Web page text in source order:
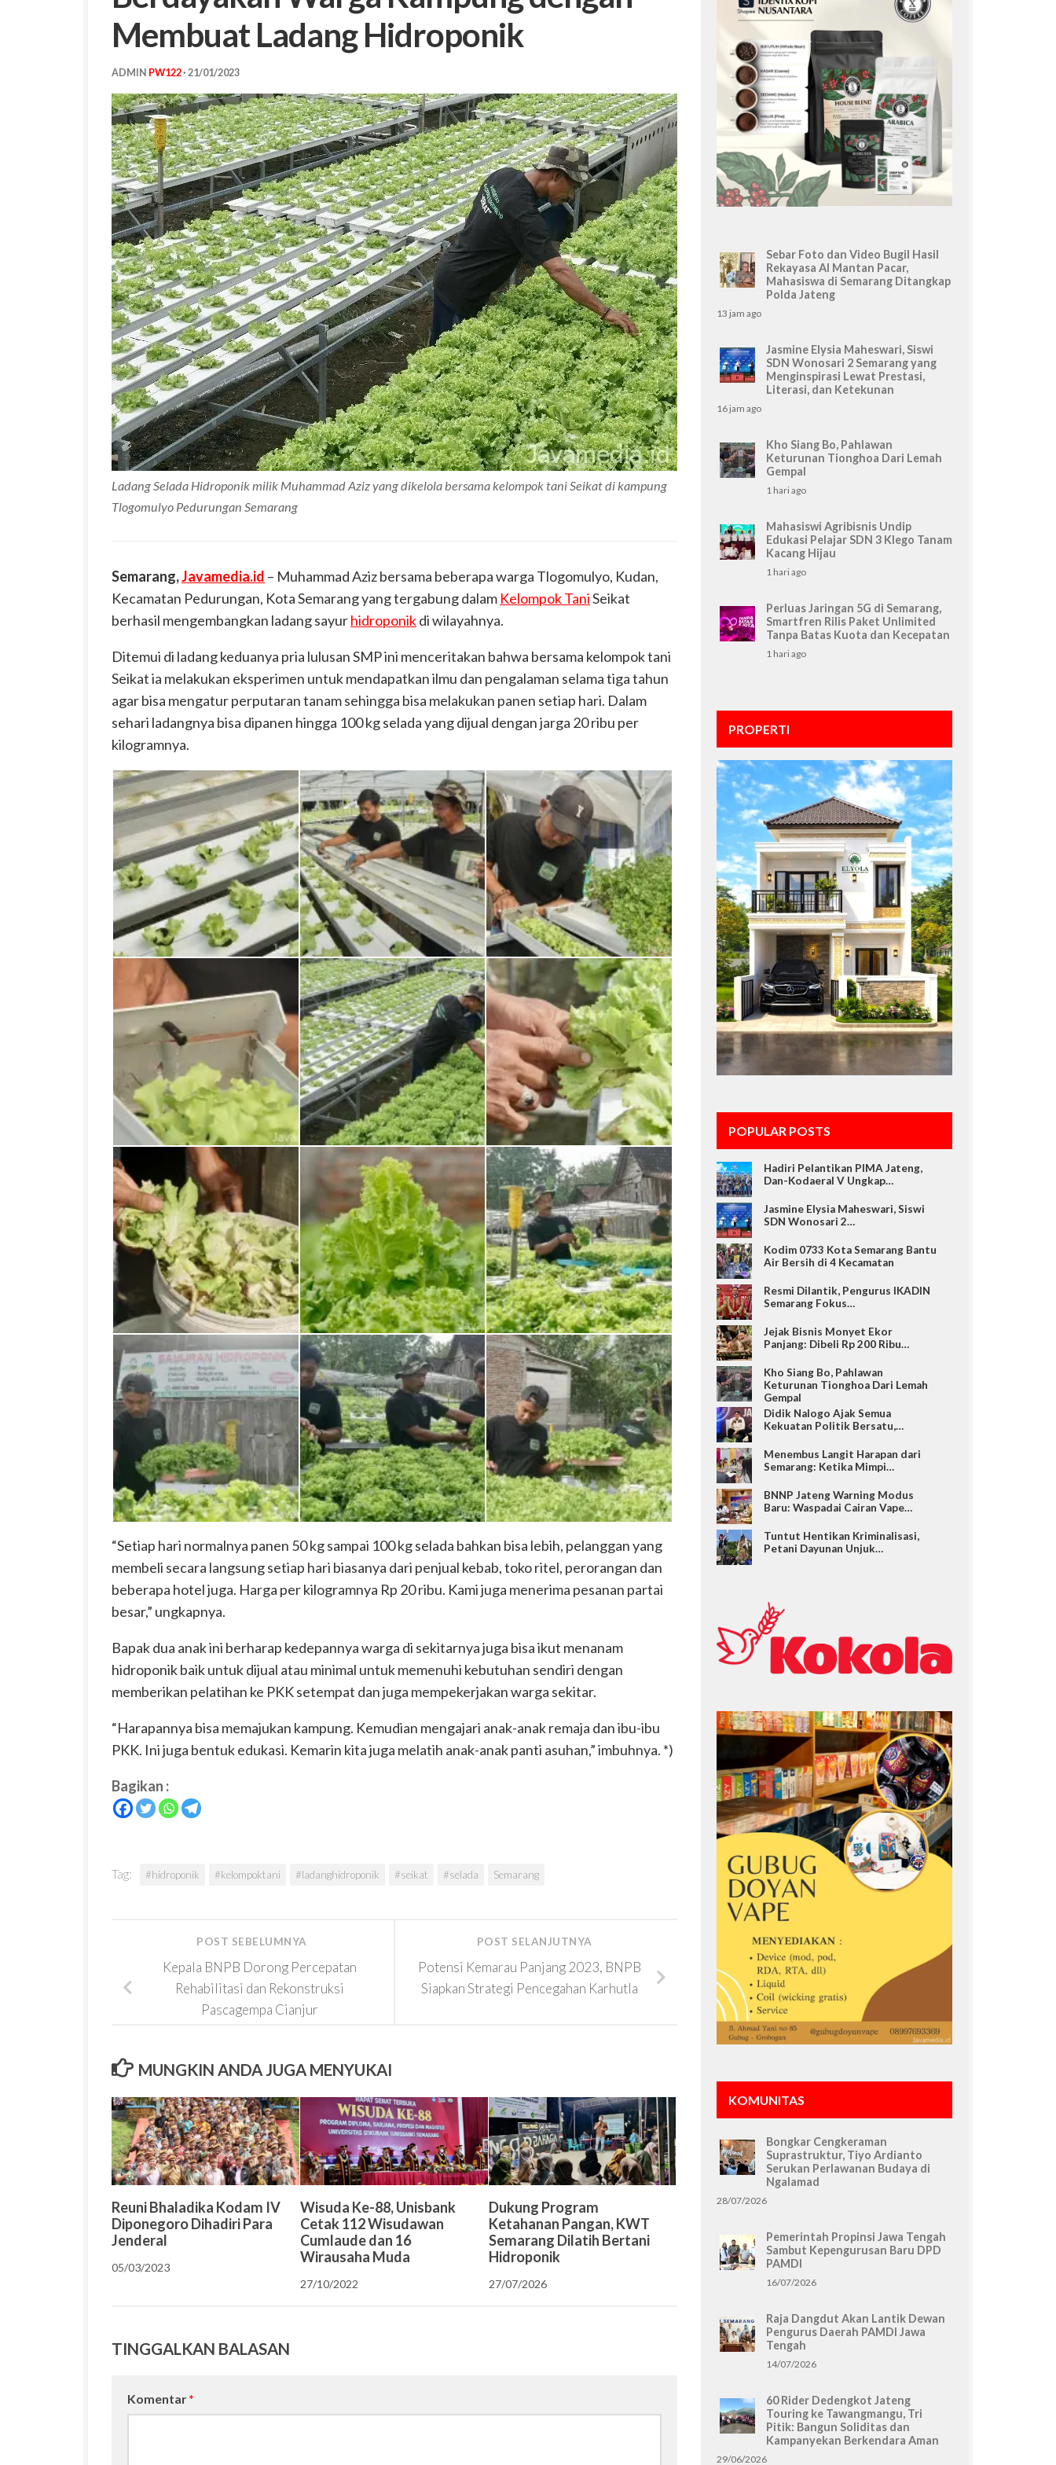
Membuat Ladang Hidroponik
ADMIN PW122· 21/01/2023
Ladang Selada Hidroponik milik Muhammad Aziz yang dikelola bersama kelompok tani Seikat di kampung
Tlogomulyo Pedurungan Semarang
Semarang,Javamedia.id – Muhammad Aziz bersama beberapa warga Tlogomulyo, Kudan,
Kecamatan Pedurungan, Kota Semarang yang tergabung dalam Kelompok TaniSeikat
berhasil mengembangkan ladang sayurhidroponikdi wilayahnya.
Ditemui di ladang keduanya pria lulusan SMP ini menceritakan bahwa bersama kelompok tani
Seikat ia melakukan eksperimen untuk mendapatkan ilmu dan pengalaman selama tiga tahun
agar bisa mengatur perputaran tanam sehingga bisa melakukan panen setiap hari. Dalam
sehari ladangnya bisa dipanen hingga 100 kg selada yang dijual dengan jarga 20 ribu per
kilogramnya.
Bibit Muda Sayur Selada Pembersihan media tanam Penetesan air
Penetesan air Pemeriksaan tanaman selada
Sayur selada yang terkena hama disendirikan dan bisa untuk makanan ternak dll Sayur selada segar yang siap panen Panen Selada setiap hari
Muhammad Aziz memanen selada Kelompik Tani Seikat melakukan pemanenan sayur bersama Memanen sesuai pesanan pelanggan hingga 100 kg per hari
“Setiap hari normalnya panen 50 kg sampai 100 kg selada bahkan bisa lebih, pelanggan yang
membeli secara langsung setiap hari biasanya dari penjual kebab, toko ritel, perorangan dan
beberapa hotel juga. Harga per kilogramnya Rp 20 ribu. Kami juga menerima pesanan partai
besar,” ungkapnya.
Bapak dua anak ini berharap kedepannya warga di sekitarnya juga bisa ikut menanam
hidroponik baik untuk dijual atau minimal untuk memenuhi kebutuhan sendiri dengan
memberikan pelatihan ke PKK setempat dan juga mempekerjakan warga sekitar.
“Harapannya bisa memajukan kampung. Kemudian mengajari anak-anak remaja dan ibu-ibu
PKK. Ini juga bentuk edukasi. Kemarin kita juga melatih anak-anak panti asuhan,” imbuhnya. *)
Bagikan :
Tag: #hidroponik #kelompoktani #ladanghidroponik #seikat #selada Semarang
POST SELANJUTNYA
Potensi Kemarau Panjang 2023, BNPB
Siapkan Strategi Pencegahan Karhutla
POST SEBELUMNYA
Kepala BNPB Dorong Percepatan
Rehabilitasi dan Rekonstruksi
Pascagempa Cianjur
MUNGKIN ANDA JUGA MENYUKAI
Reuni Bhaladika Kodam IV
Diponegoro Dihadiri Para
Jenderal
05/03/2023
Wisuda Ke-88, Unisbank
Cetak 112 Wisudawan
Cumlaude dan 16
Wirausaha Muda
27/10/2022
Dukung Program
Ketahanan Pangan, KWT
Semarang Dilatih Bertani
Hidroponik
27/07/2026
TINGGALKAN BALASAN
Komentar *
Sebar Foto dan Video Bugil Hasil
Rekayasa AI Mantan Pacar,
Mahasiswa di Semarang Ditangkap
Polda Jateng
13 jam ago
Jasmine Elysia Maheswari, Siswi
SDN Wonosari 2 Semarang yang
Menginspirasi Lewat Prestasi,
Literasi, dan Ketekunan
16 jam ago
Kho Siang Bo, Pahlawan
Keturunan Tionghoa Dari Lemah
Gempal
1 hari ago
Mahasiswi Agribisnis Undip
Edukasi Pelajar SDN 3 Klego Tanam
Kacang Hijau
1 hari ago
Perluas Jaringan 5G di Semarang,
Smartfren Rilis Paket Unlimited
Tanpa Batas Kuota dan Kecepatan
1 hari ago
PROPERTI
POPULAR POSTS
Hadiri Pelantikan PIMA Jateng,
Dan-Kodaeral V Ungkap…
Jasmine Elysia Maheswari, Siswi
SDN Wonosari 2…
Kodim 0733 Kota Semarang Bantu
Air Bersih di 4 Kecamatan
Resmi Dilantik, Pengurus IKADIN
Semarang Fokus…
Jejak Bisnis Monyet Ekor
Panjang: Dibeli Rp 200 Ribu…
Kho Siang Bo, Pahlawan
Keturunan Tionghoa Dari Lemah
Gempal
Didik Nalogo Ajak Semua
Kekuatan Politik Bersatu,…
Menembus Langit Harapan dari
Semarang: Ketika Mimpi…
BNNP Jateng Warning Modus
Baru: Waspadai Cairan Vape…
Tuntut Hentikan Kriminalisasi,
Petani Dayunan Unjuk…
KOMUNITAS
Bongkar Cengkeraman
Suprastruktur, Tiyo Ardianto
Serukan Perlawanan Budaya di
Ngalamad
28/07/2026
Pemerintah Propinsi Jawa Tengah
Sambut Kepengurusan Baru DPD
PAMDI
16/07/2026
Raja Dangdut Akan Lantik Dewan
Pengurus Daerah PAMDI Jawa
Tengah
14/07/2026
60 Rider Dedengkot Jateng
Touring ke Tawangmangu, Tri
Pitik: Bangun Soliditas dan
Kampanyekan Berkendara Aman
29/06/2026